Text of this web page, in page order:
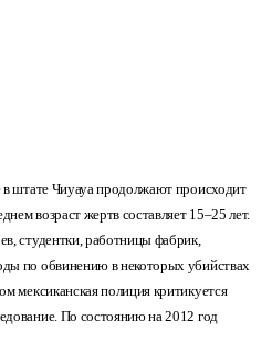
штате Чиуауа продолжают происходит
возраст жертв составляет 15–25 лет.
студентки, работницы фабрик,
по обвинению в некоторых убийствах
мексиканская полиция критикуется
По состоянию на 2012 год